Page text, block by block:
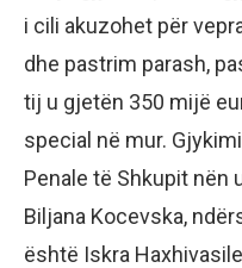
i cili akuzohet për
dhe pastrim parash,
tij u gjetën 350 mijë
special në mur.
Penale të Shkupit nën
Biljana Kocevska,
është Iskra